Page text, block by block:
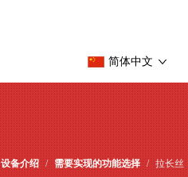
简体中文
设备介绍 / 需要实现的功能选择 / 拉长丝